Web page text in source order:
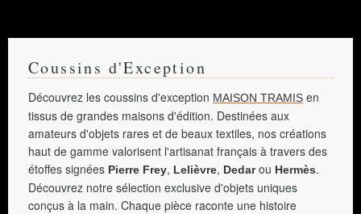
Coussins d'Exception
Découvrez les coussins d'exception MAISON TRAMIS en
tissus de grandes maisons d'édition. Destinées aux
amateurs d'objets rares et de beaux textiles, nos créations
haut de gamme valorisent l'artisanat français à travers des
étoffes signées Pierre Frey, Lelièvre, Dedarou Hermès.
Découvrez notre sélection exclusive d'objets uniques
conçus à la main. Chaque pièce raconte une histoire